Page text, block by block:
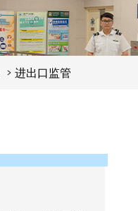
进出口监管